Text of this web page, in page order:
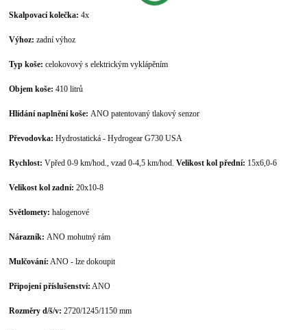
Skalpovací kolečka:4x
Výhoz: zadní výhoz
Typ koše:celokovový s elektrickým vyklápěním
Objem koše: 410 litrů
Hlídání naplnění koše: ANO patentovaný tlakový senzor
Převodovka: Hydrostatická - Hydrogear G730 USA
Rychlost:Vpřed 0-9 km/hod., vzad 0-4,5 km/hod.Velikost kol přední: 15x6,0-6
Velikost kol zadní:20x10-8
Světlomety:halogenové
Nárazník: ANO mohutný rám
Mulčování: ANO - lze dokoupit
Připojení příslušenství: ANO
Rozměry d/š/v:2720/1245/1150 mm